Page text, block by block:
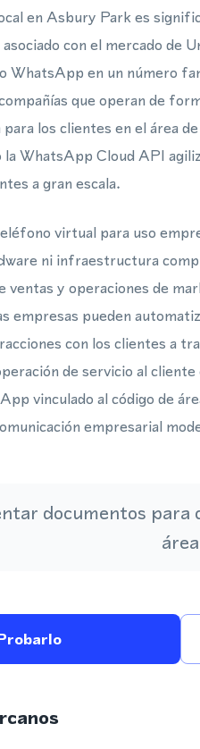
en Asbury Park es
con el mercado de
WhatsApp en un número
que operan de
los clientes en el área
WhatsApp Cloud API
a gran escala.
virtual para uso
ni infraestructura
y operaciones de
empresas pueden
con los clientes a
de servicio al
vinculado al código de
empresarial
documentos para
área